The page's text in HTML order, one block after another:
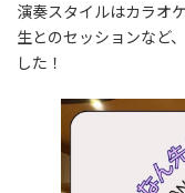
演奏スタイルはカラオ
生とのセッションなど
した！